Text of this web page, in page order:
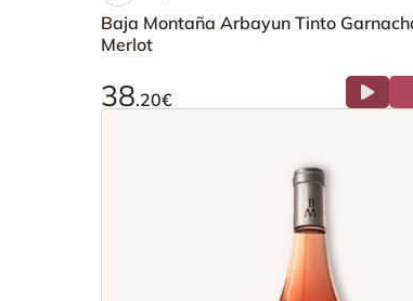
Baja Montaña Arbayun Tinto
Merlot
38.20€